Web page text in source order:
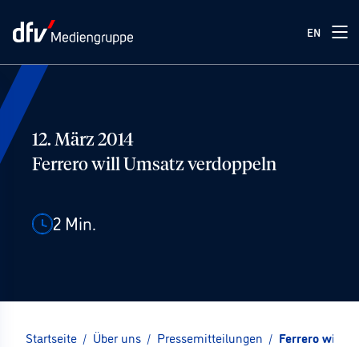
EN
12. März 2014
Ferrero will Umsatz verdoppeln
2 Min.
Startseite / Über uns / Pressemitteilungen / Ferrero will